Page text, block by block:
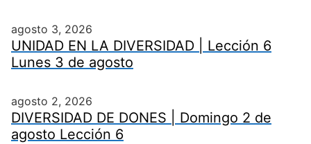
agosto 3, 2026
UNIDAD EN LA DIVERSIDAD | Lección 6
Lunes 3 de agosto
agosto 2, 2026
DIVERSIDAD DE DONES | Domingo 2 de
agosto Lección 6